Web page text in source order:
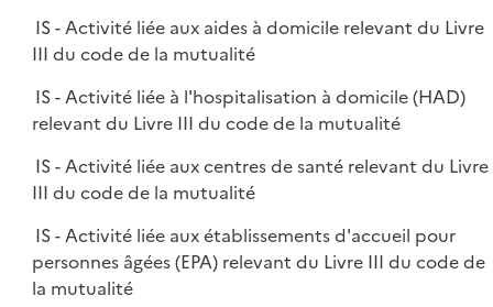
IS - Activité liée aux aides à domicile relevant du Livre
III du code de la mutualité
IS - Activité liée à l'hospitalisation à domicile (HAD)
relevant du Livre III du code de la mutualité
IS - Activité liée aux centres de santé relevant du Livre
III du code de la mutualité
IS - Activité liée aux établissements d'accueil pour
personnes âgées (EPA) relevant du Livre III du code de
la mutualité